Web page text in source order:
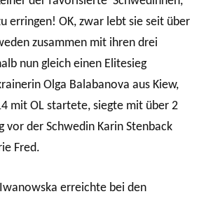
erringen! OK, zwar lebt sie seit über
zusammen mit ihren drei
nun gleich einen Elitesieg
Olga Balabanova aus Kiew,
mit OL startete, siegte mit über 2
vor der Schwedin Karin Stenback
Fred.
erreichte bei den